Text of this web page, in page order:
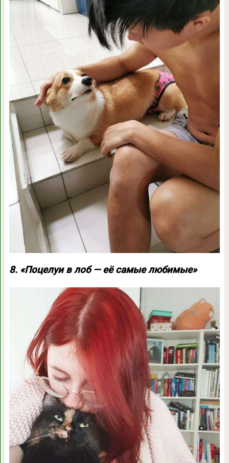
8. «Поцелуи в лоб — её самые любимые»